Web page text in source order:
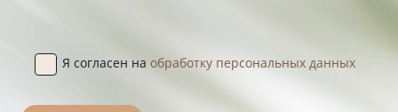
Я согласен на обработку персональных данных